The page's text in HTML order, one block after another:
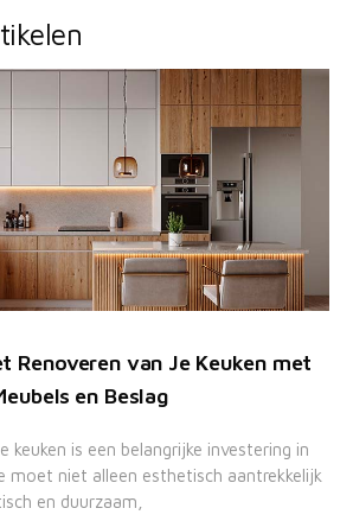
Renoveren van Je Keuken met
en Beslag
keuken is een belangrijke investering in
moet niet alleen esthetisch aantrekkelijk
en duurzaam,